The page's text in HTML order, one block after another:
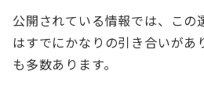
公開されている情報では、この
はすでにかなりの引き合いがあ
も多数あります。